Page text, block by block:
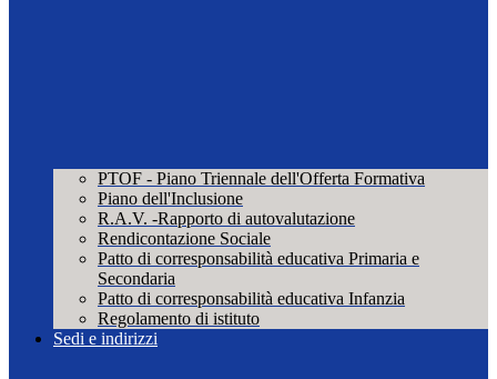
PTOF - Piano Triennale dell'Offerta Formativa
Piano dell'Inclusione
R.A.V. -Rapporto di autovalutazione
Rendicontazione Sociale
Patto di corresponsabilità educativa Primaria e
Secondaria
Patto di corresponsabilità educativa Infanzia
Regolamento di istituto
Sedi e indirizzi